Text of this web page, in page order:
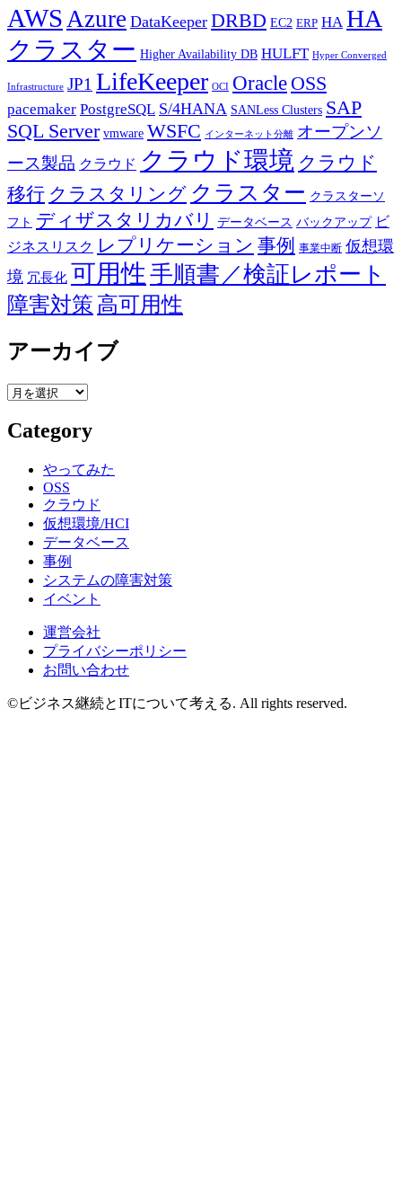
AWSAzure DataKeeper DRBD EC2 ERP HA HA
クラスター Higher Availability DB HULFT Hyper Converged
Infrastructure JP1 LifeKeeper OCI Oracle OSS
pacemaker PostgreSQL S/4HANA SANLess Clusters SAP
SQL Server vmware WSFC インターネット分離 オープンソ
ース製品 クラウド クラウド環境 クラウド
移行 クラスタリング クラスター クラスターソ
フト ディザスタリカバリ データベース バックアップ ビ
ジネスリスク レプリケーション 事例 事業中断 仮想環
境 冗長化 可用性 手順書／検証レポート
障害対策 高可用性
アーカイブ
ア
カ
Category
やってみた
OSS
クラウド
仮想環境/HCI
データベース
事例
システムの障害対策
イベント
運営会社
プライバシーポリシー
お問い合わせ
©ビジネス継続とITについて考える. All rights reserved.